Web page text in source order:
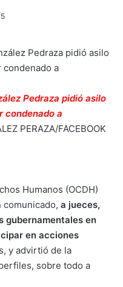
5
Pedraza pidió asilo
condenado a
PERAZA/FACEBOOK
Humanos (OCDH)
comunicado, a jueces,
gubernamentales en
en acciones
y advirtió de la
sobre todo a